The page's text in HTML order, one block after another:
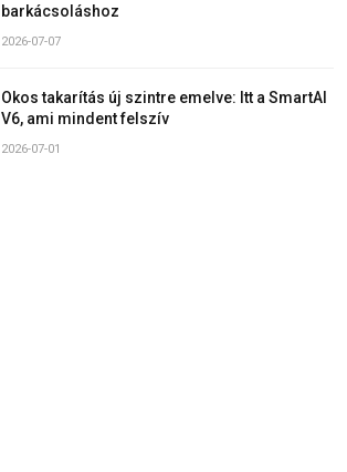
barkácsoláshoz
2026-07-07
Okos takarítás új szintre emelve: Itt a SmartAI
V6, ami mindent felszív
2026-07-01